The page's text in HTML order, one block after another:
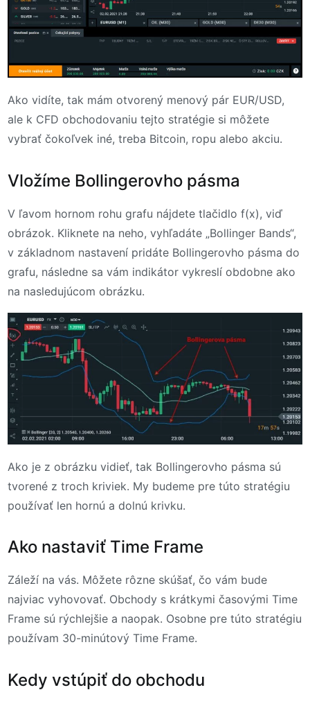
Ako vidíte, tak mám otvorený menový pár EUR/USD,
ale k CFD obchodovaniu tejto stratégie si môžete
vybrať čokoľvek iné, treba Bitcoin, ropu alebo akciu.
Vložíme Bollingerovho pásma
V ľavom hornom rohu grafu nájdete tlačidlo f(x), viď
obrázok. Kliknete na neho, vyhľadáte „Bollinger Bands“,
v základnom nastavení pridáte Bollingerovho pásma do
grafu, následne sa vám indikátor vykreslí obdobne ako
na nasledujúcom obrázku.
Ako je z obrázku vidieť, tak Bollingerovho pásma sú
tvorené z troch kriviek. My budeme pre túto stratégiu
používať len hornú a dolnú krivku.
Ako nastaviť Time Frame
Záleží na vás. Môžete rôzne skúšať, čo vám bude
najviac vyhovovať. Obchody s krátkymi časovými Time
Frame sú rýchlejšie a naopak. Osobne pre túto stratégiu
používam 30-minútový Time Frame.
Kedy vstúpiť do obchodu